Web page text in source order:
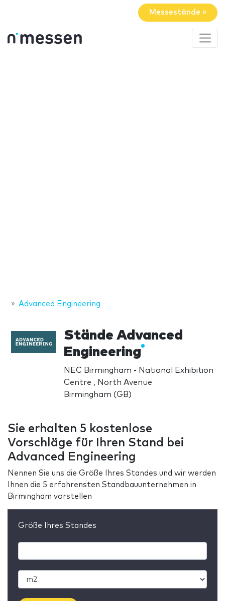
Messestände »
Advanced Engineering
Stände Advanced
Engineering
NEC Birmingham - National Exhibition
Centre , North Avenue
Birmingham (GB)
Sie erhalten 5 kostenlose
Vorschläge für Ihren Stand bei
Advanced Engineering
Nennen Sie uns die Größe Ihres Standes und wir werden
Ihnen die 5 erfahrensten Standbauunternehmen in
Birmingham vorstellen
Größe Ihres Standes